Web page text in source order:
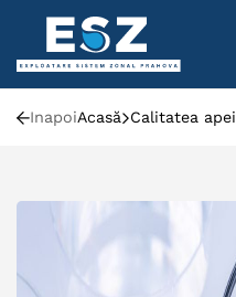
InapoiAcasă Calitatea apei